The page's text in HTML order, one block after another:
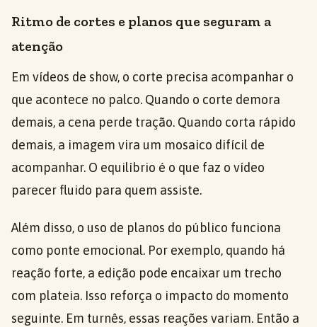
Ritmo de cortes e planos que seguram a
atenção
Em vídeos de show, o corte precisa acompanhar o
que acontece no palco. Quando o corte demora
demais, a cena perde tração. Quando corta rápido
demais, a imagem vira um mosaico difícil de
acompanhar. O equilíbrio é o que faz o vídeo
parecer fluido para quem assiste.
Além disso, o uso de planos do público funciona
como ponte emocional. Por exemplo, quando há
reação forte, a edição pode encaixar um trecho
com plateia. Isso reforça o impacto do momento
seguinte. Em turnês, essas reações variam. Então a